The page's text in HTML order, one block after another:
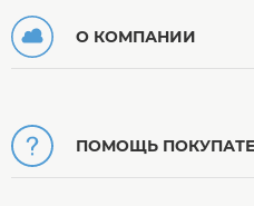
О КОМПАНИИ
ПОМОЩЬ